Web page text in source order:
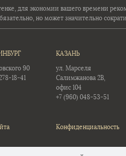
для экономии вашего времени
но может значительно
90
18-41
КАЗАНЬ
ул. Марселя
Салимжанова 2В,
офис 104
+7 (960) 048-53-51
Конфиденциальность